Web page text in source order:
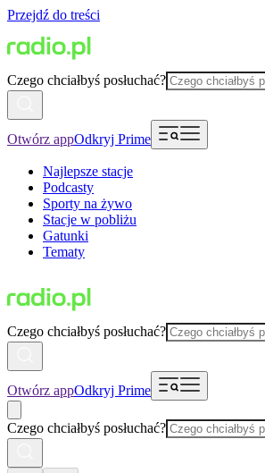
Przejdź do treści
Czego chciałbyś posłuchać?
Otwórz appOdkryj Prime
Najlepsze stacje
Podcasty
Sporty na żywo
Stacje w pobliżu
Gatunki
Tematy
Czego chciałbyś posłuchać?
Otwórz appOdkryj Prime
Czego chciałbyś posłuchać?